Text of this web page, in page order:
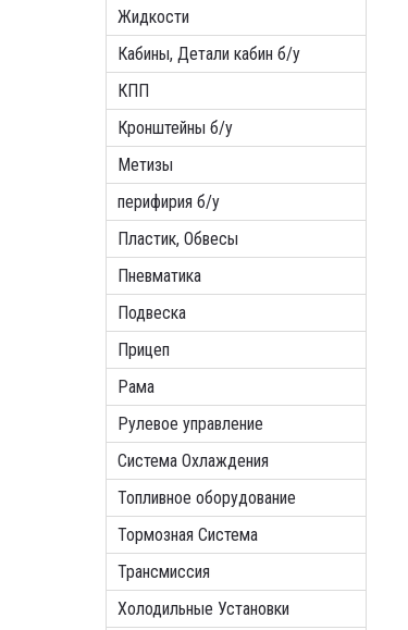
Жидкости
Кабины, Детали кабин б/у
КПП
Кронштейны б/у
Метизы
перифирия б/у
Пластик, Обвесы
Пневматика
Подвеска
Прицеп
Рама
Рулевое управление
Система Охлаждения
Топливное оборудование
Тормозная Система
Трансмиссия
Холодильные Установки